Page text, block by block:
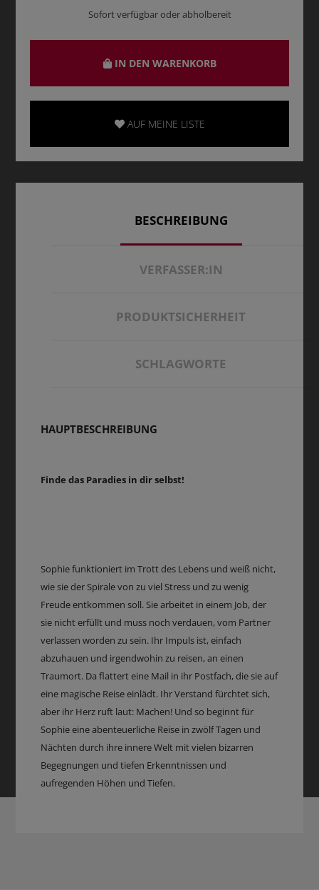
Sofort verfügbar oder abholbereit
IN DEN WARENKORB
AUF MEINE LISTE
BESCHREIBUNG
VERFASSER:IN
PRODUKTSICHERHEIT
SCHLAGWORTE
HAUPTBESCHREIBUNG
Finde das Paradies in dir selbst!
Sophie funktioniert im Trott des Lebens und weiß nicht,
wie sie der Spirale von zu viel Stress und zu wenig
Freude entkommen soll. Sie arbeitet in einem Job, der
sie nicht erfüllt und muss noch verdauen, vom Partner
verlassen worden zu sein. Ihr Impuls ist, einfach
abzuhauen und irgendwohin zu reisen, an einen
Traumort. Da flattert eine Mail in ihr Postfach, die sie auf
eine magische Reise einlädt. Ihr Verstand fürchtet sich,
aber ihr Herz ruft laut: Machen! Und so beginnt für
Sophie eine abenteuerliche Reise in zwölf Tagen und
Nächten durch ihre innere Welt mit vielen bizarren
Begegnungen und tiefen Erkenntnissen und
aufregenden Höhen und Tiefen.